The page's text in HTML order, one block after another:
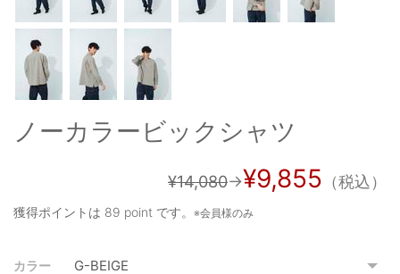
お買い物カゴ
ご利用ガイド
ノーカラービックシャツ
¥14,080→¥9,855 （税込）
獲得ポイントは 89 point です。 ※会員様のみ
カラー